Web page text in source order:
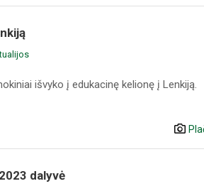
išvyko į edukacinę kelionę į Lenkiją.
dalyvė